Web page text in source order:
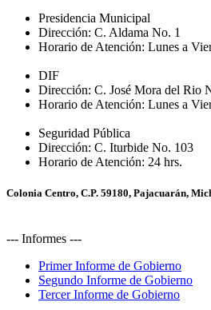
Presidencia Municipal
Dirección: C. Aldama No. 1
Horario de Atención: Lunes a
DIF
Dirección: C. José Mora del Rio
Horario de Atención: Lunes a
Seguridad Pública
Dirección: C. Iturbide No. 103
Horario de Atención: 24 hrs.
Colonia Centro, C.P. 59180, Pajacuarán,
--- Informes ---
Primer Informe de Gobierno
Segundo Informe de Gobierno
Tercer Informe de Gobierno